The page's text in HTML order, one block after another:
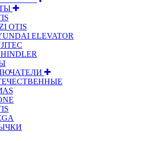
OTIS
ELEVATOR